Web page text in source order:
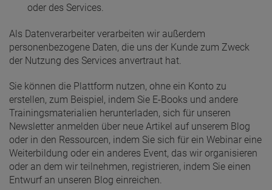
oder des Services.
Als Datenverarbeiter verarbeiten wir außerdem
personenbezogene Daten, die uns der Kunde zum Zweck
der Nutzung des Services anvertraut hat.
Sie können die Plattform nutzen, ohne ein Konto zu
erstellen, zum Beispiel, indem Sie E-Books und andere
Trainingsmaterialien herunterladen, sich für unseren
Newsletter anmelden über neue Artikel auf unserem Blog
oder in den Ressourcen, indem Sie sich für ein Webinar eine
Weiterbildung oder ein anderes Event, das wir organisieren
oder an dem wir teilnehmen, registrieren, indem Sie einen
Entwurf an unseren Blog einreichen.